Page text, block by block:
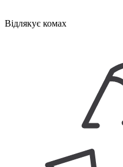
Відлякує комах